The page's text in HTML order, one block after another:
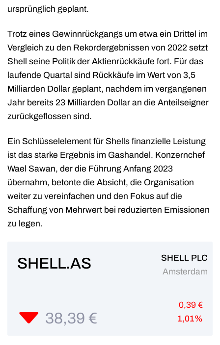
ursprünglich geplant.
Trotz eines Gewinnrückgangs um etwa ein Drittel im
Vergleich zu den Rekordergebnissen von 2022 setzt
Shell seine Politik der Aktienrückkäufe fort. Für das
laufende Quartal sind Rückkäufe im Wert von 3,5
Milliarden Dollar geplant, nachdem im vergangenen
Jahr bereits 23 Milliarden Dollar an die Anteilseigner
zurückgeflossen sind.
Ein Schlüsselelement für Shells finanzielle Leistung
ist das starke Ergebnis im Gashandel. Konzernchef
Wael Sawan, der die Führung Anfang 2023
übernahm, betonte die Absicht, die Organisation
weiter zu vereinfachen und den Fokus auf die
Schaffung von Mehrwert bei reduzierten Emissionen
zu legen.
SHELL.AS
SHELL PLC
Amsterdam
38,39 €
0,39 €
1,01%